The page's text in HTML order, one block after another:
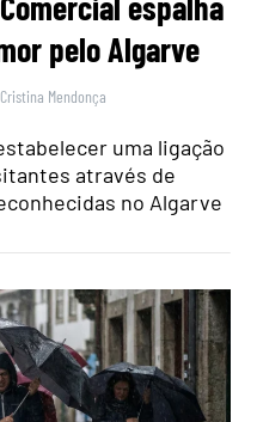
pelo Algarve
Cristina Mendonça
uma ligação
através de
no Algarve